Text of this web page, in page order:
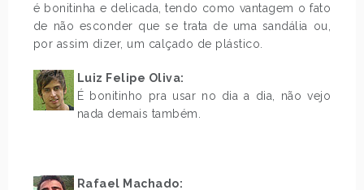
é bonitinha e delicada, tendo como vantagem o fato
de não esconder que se trata de uma sandália ou,
por assim dizer, um calçado de plástico.
Luiz Felipe Oliva:
É bonitinho pra usar no dia a dia, não vejo
nada demais também.
Rafael Machado: